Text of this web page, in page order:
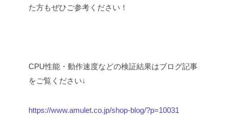
た方もぜひご参考ください！
CPU性能・動作速度などの検証結果はブログ記事
をご覧ください↓
https://www.amulet.co.jp/shop-blog/?p=10031